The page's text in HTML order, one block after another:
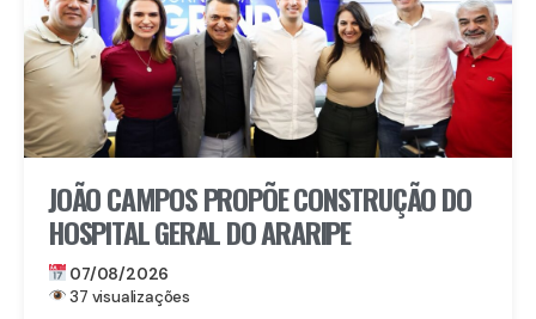
JOÃO CAMPOS PROPÕE CONSTRUÇÃO DO
HOSPITAL GERAL DO ARARIPE
07/08/2026
37 visualizações